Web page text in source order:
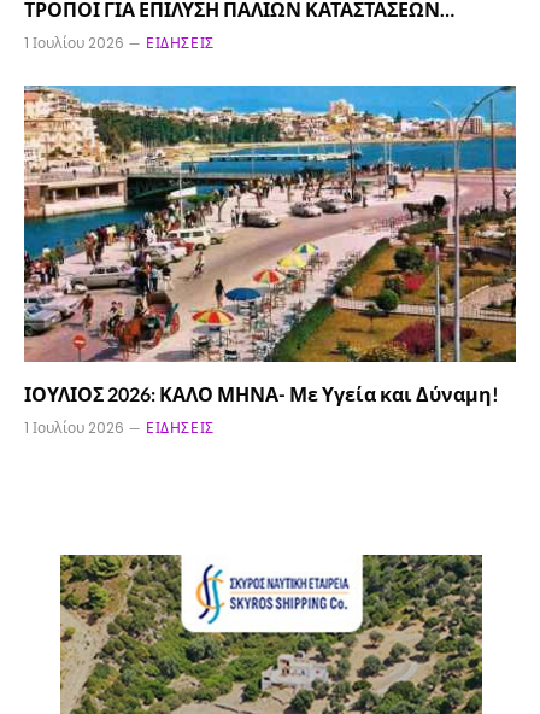
ΤΡΟΠΟΙ ΓΙΑ ΕΠΙΛΥΣΗ ΠΑΛΙΩΝ ΚΑΤΑΣΤΑΣΕΩΝ…
1 Ιουλίου 2026 ΕΙΔΉΣΕΙΣ
ΙΟΥΛΙΟΣ 2026: ΚΑΛΟ ΜΗΝΑ- Με Υγεία και Δύναμη!
1 Ιουλίου 2026 ΕΙΔΉΣΕΙΣ